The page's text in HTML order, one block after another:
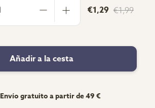
€1,29 €1,99
Añadir a la cesta
Envío gratuito a partir de 49 €